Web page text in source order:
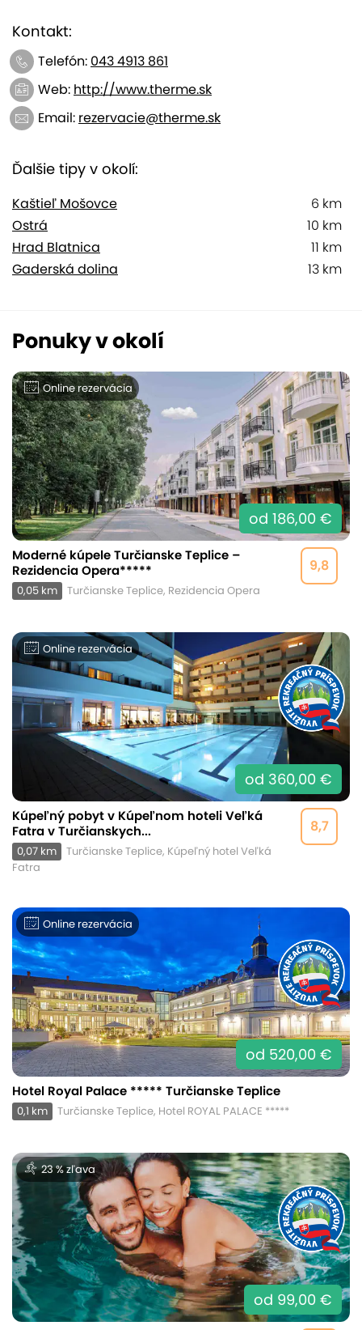
Kontakt:
Telefón: 043 4913 861
Web: http://www.therme.sk
Email: rezervacie@therme.sk
Ďalšie tipy v okolí:
6 km
Kaštieľ Mošovce
10 km
Ostrá
11 km
Hrad Blatnica
13 km
Gaderská dolina
Ponuky v okolí
Online rezervácia
od 186,00 €
9,8
Moderné kúpele Turčianske Teplice –
Rezidencia Opera*****
0,05 km Turčianske Teplice, Rezidencia Opera
Online rezervácia
od 360,00 €
8,7
Kúpeľný pobyt v Kúpeľnom hoteli Veľká
Fatra v Turčianskych...
0,07 km
Turčianske Teplice, Kúpeľný hotel Veľká
Fatra
Online rezervácia
od 520,00 €
Hotel Royal Palace ***** Turčianske Teplice
0,1 km Turčianske Teplice, Hotel ROYAL PALACE *****
23 % zľava
od 99,00 €